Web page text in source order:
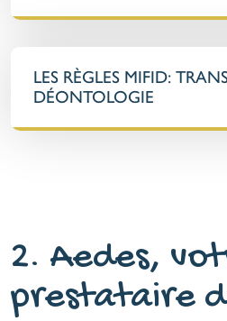
LES RÈGLES MIFID:
DÉONTOLOGIE
2. Aedes,
prestataire